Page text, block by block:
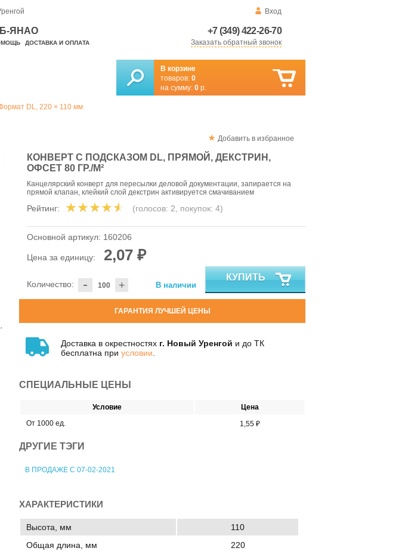
Вход
+7 (349) 422-26-70
Заказать обратный звонок
ЯНАО
ДОСТАВКА И ОПЛАТА
В корзине
товаров: 0
на сумму: 0 р.
DL, 220 × 110 мм
Добавить в избранное
КОНВЕРТ С ПОДСКАЗОМ DL, ПРЯМОЙ, ДЕКСТРИН,
ОФСЕТ 80 ГР./М²
Канцелярский конверт для пересылки деловой документации, запирается на
прямой клапан, клейкий слой декстрин активируется смачиванием
Рейтинг: (голосов: 2, покупок: 4)
Основной артикул: 160206
Цена за единицу: 2,07 ₽
- +
Количество: В наличии
КУПИТЬ
ГАРАНТИЯ ЛУЧШЕЙ ЦЕНЫ
Доставка в окрестностях г. Новый Уренгой и до ТК
бесплатна при условии
СПЕЦИАЛЬНЫЕ ЦЕНЫ
Условие
Цена
От 1000 ед.
1,55 ₽
ДРУГИЕ ТЭГИ
В ПРОДАЖЕ С 07-02-2021
ХАРАКТЕРИСТИКИ
Высота, мм
110
Общая длина, мм
220